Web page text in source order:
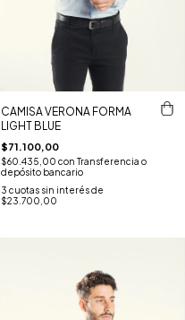
CAMISA VERONA FORMA
LIGHT BLUE
$71.100,00
$60.435,00 con Transferencia o
depósito bancario
3 cuotas sin interés de
$23.700,00